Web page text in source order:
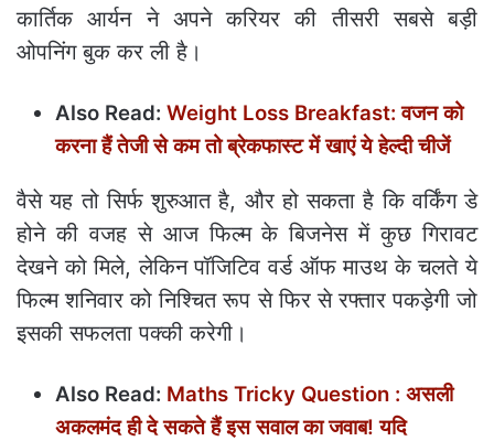
कार्तिक आर्यन ने अपने करियर की तीसरी सबसे बड़ी
ओपनिंग बुक कर ली है।
Also Read: Weight Loss Breakfast: वजन को
करना हैं तेजी से कम तो ब्रेकफास्‍ट में खाएं ये हेल्‍दी चीजें
वैसे यह तो सिर्फ शुरुआत है, और हो सकता है कि वर्किंग डे
होने की वजह से आज फिल्म के बिजनेस में कुछ गिरावट
देखने को मिले, लेकिन पॉजिटिव वर्ड ऑफ माउथ के चलते ये
फिल्म शनिवार को निश्चित रूप से फिर से रफ्तार पकड़ेगी जो
इसकी सफलता पक्की करेगी।
Also Read: Maths Tricky Question : असली
अकलमंद ही दे सकते हैं इस सवाल का जवाब! यदि